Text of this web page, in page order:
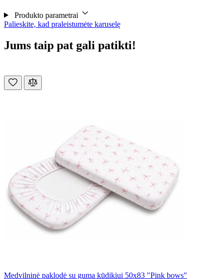
Produkto parametrai
Palieskite, kad praleistumėte karuselę
Jums taip pat gali patikti!
Medvilninė paklodė su guma kūdikiui 50x83 "Pink bows"